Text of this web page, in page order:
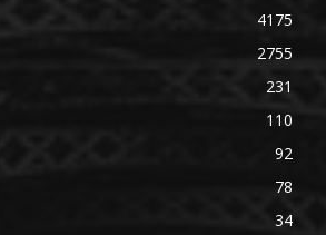
4175
2755
231
110
92
78
34